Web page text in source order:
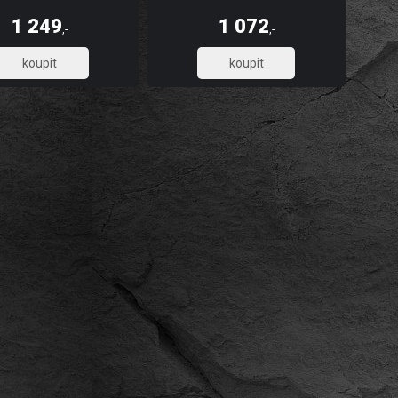
tisku. Skládá se z 5 pruhů.
1 249,-
1 032,23
digitálnímu tisku. Skládá se ze 3 pruhů.
1 072,-
885,95